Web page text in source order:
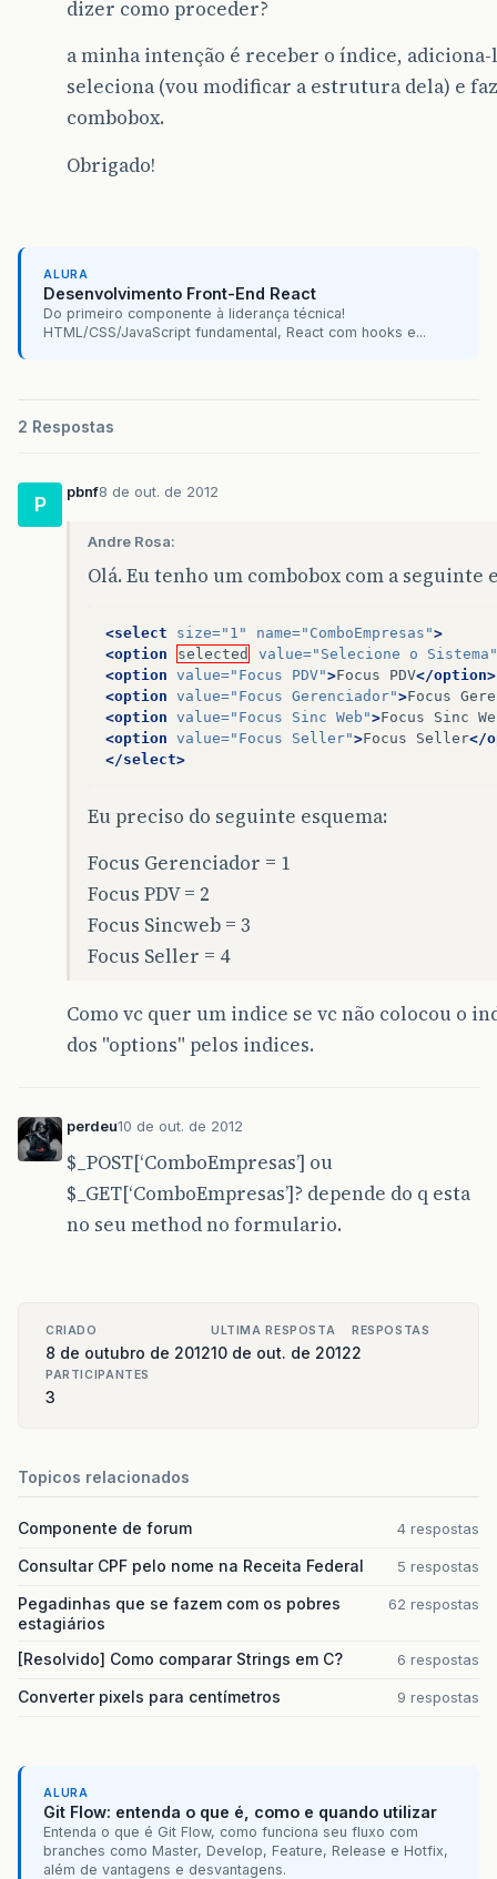
}
//fim da tabela
.= "</dados>"
}
echo $xml
mysql_close
dizer como proceder?
a minha intenção é receber o índice,
seleciona (vou modificar a estrutura dela) e
combobox.
Obrigado!
ALURA
Desenvolvimento Front-End React
Do primeiro componente à liderança técnica!
HTML/CSS/JavaScript fundamental, React com hooks e...
2 Respostas
P
pbnf8 de out. de 2012
Andre Rosa:
Olá. Eu tenho um combobox com a
<select size="1" name="ComboEmpresas">
<option
selected value="Selecione o Sistema"
<option value="Focus PDV">Focus PDV</option>
<option value="Focus Gerenciador">Focus
<option value="Focus Sinc Web">Focus Sinc
<option value="Focus Seller">Focus Seller</
</select>
Eu preciso do seguinte esquema:
Focus Gerenciador = 1
Focus PDV = 2
Focus Sincweb = 3
Focus Seller = 4
Como vc quer um indice se vc não colocou o
dos "options" pelos indices.
perdeu10 de out. de 2012
$_POST[‘ComboEmpresas’] ou
$_GET[‘ComboEmpresas’]? depende do q esta
no seu method no formulario.
CRIADO
8 de outubro de 2012
ULTIMA RESPOSTA
10 de out. de 2012
RESPOSTAS
2
PARTICIPANTES
3
Topicos relacionados
Componente de forum 4 respostas
Consultar CPF pelo nome na Receita Federal 5 respostas
Pegadinhas que se fazem com os pobres
estagiários
62 respostas
[Resolvido] Como comparar Strings em C? 6 respostas
Converter pixels para centímetros 9 respostas
ALURA
Git Flow: entenda o que é, como e quando utilizar
Entenda o que é Git Flow, como funciona seu fluxo com
branches como Master, Develop, Feature, Release e Hotfix,
além de vantagens e desvantagens.